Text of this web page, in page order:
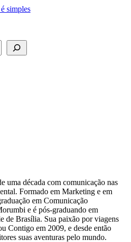
simples
uma década com comunicação nas
Formado em Marketing e em
em Comunicação
e é pós-graduando em
de Brasília. Sua paixão por viagens
Contigo em 2009, e desde então
suas aventuras pelo mundo.